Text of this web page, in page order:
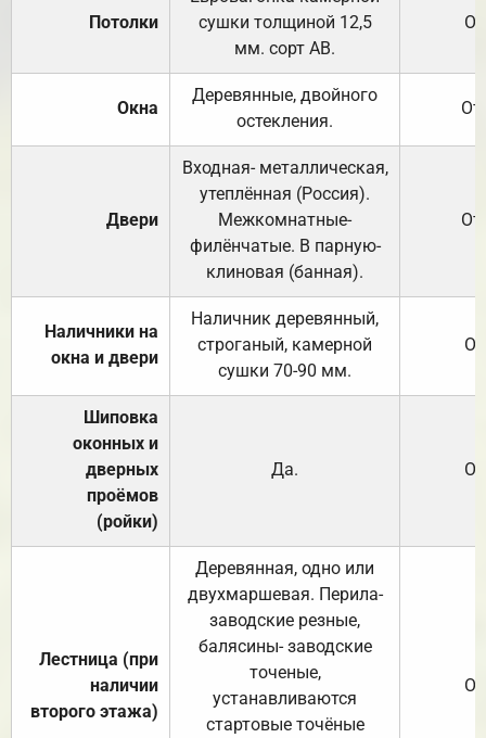
Потолки
сушки толщиной 12,5
мм. сорт АВ.
Окна
Деревянные, двойного
остекления.
Двери
Входная- металлическая,
утеплённая (Россия).
Межкомнатные-
филёнчатые. В парную-
клиновая (банная).
Наличники на
окна и двери
Наличник деревянный,
строганый, камерной
сушки 70-90 мм.
Шиповка
оконных и
дверных
проёмов
(ройки)
Да.
Лестница (при
наличии
второго этажа)
Деревянная, одно или
двухмаршевая. Перила-
заводские резные,
балясины- заводские
точеные,
устанавливаются
стартовые точёные